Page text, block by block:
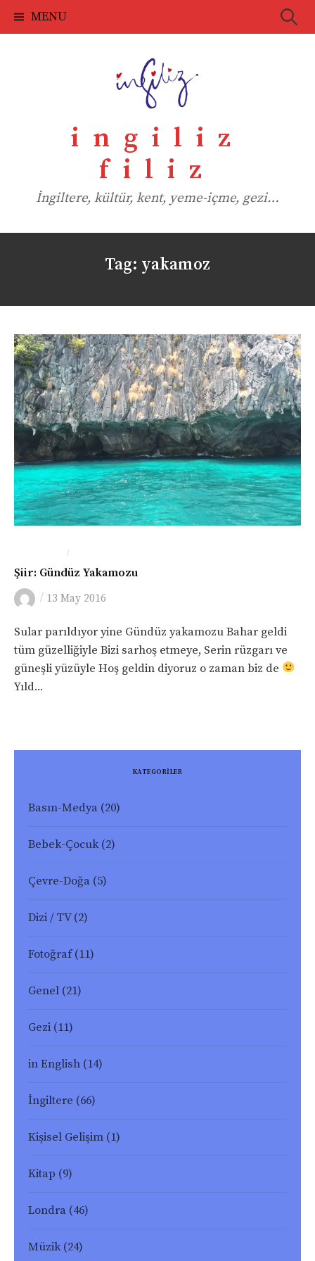
Skip
to
MENU Search
ingiliz
filiz
İngiltere, kültür, kent, yeme-içme, gezi…
Tag: yakamoz
/
Şiir: Gündüz Yakamozu
/ 13 May 2016
Sular parıldıyor yine Gündüz yakamozu Bahar geldi
tüm güzelliğiyle Bizi sarhoş etmeye, Serin rüzgarı ve
güneşli yüzüyle Hoş geldin diyoruz o zaman biz de
Yıld...
KATEGORİLER
Basın-Medya (20)
Bebek-Çocuk(2)
Çevre-Doğa (5)
Dizi / TV(2)
Fotoğraf(11)
Genel (21)
Gezi (11)
in English (14)
İngiltere (66)
Kişisel Gelişim (1)
Kitap (9)
Londra (46)
Müzik(24)